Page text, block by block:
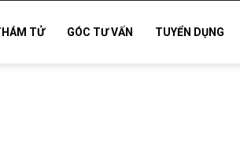
TỬ GÓC TƯ VẤN TUYỂN DỤNG